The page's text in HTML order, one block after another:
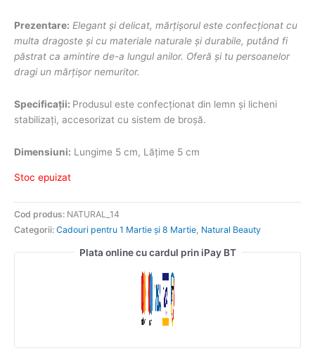
Prezentare: Elegant și delicat, mărțișorul este confecționat cu
multa dragoste și cu materiale naturale și durabile, putând fi
păstrat ca amintire de-a lungul anilor. Oferă și tu persoanelor
dragi un mărțișor nemuritor.
Specificații: Produsul este confecționat din lemn și licheni
stabilizați, accesorizat cu sistem de broșă.
Dimensiuni: Lungime 5 cm, Lățime 5 cm
Stoc epuizat
Cod produs: NATURAL_14
Categorii: Cadouri pentru 1 Martie și 8 Martie Natural Beauty
Plata online cu cardul prin iPay BT